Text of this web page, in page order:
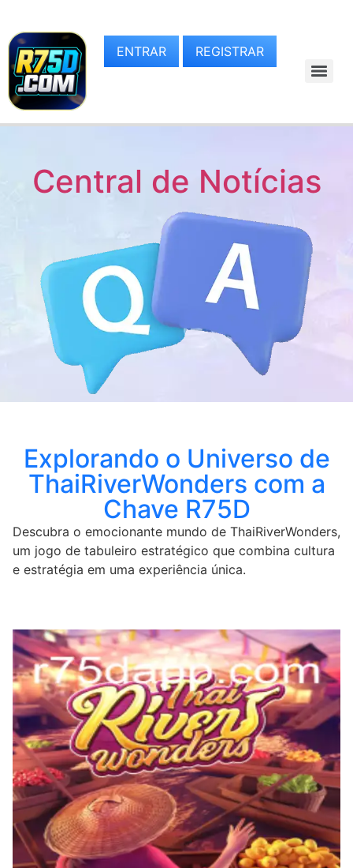
ENTRAR REGISTRAR
Central de Notícias
Explorando o Universo de
ThaiRiverWonders com a
Chave R75D
Descubra o emocionante mundo de ThaiRiverWonders,
um jogo de tabuleiro estratégico que combina cultura
e estratégia em uma experiência única.